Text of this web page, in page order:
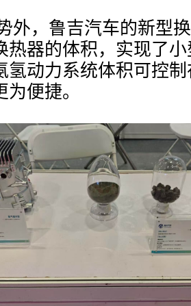
外，鲁吉汽车的新型
热器的体积，实现了
氢动力系统体积可控
便捷。